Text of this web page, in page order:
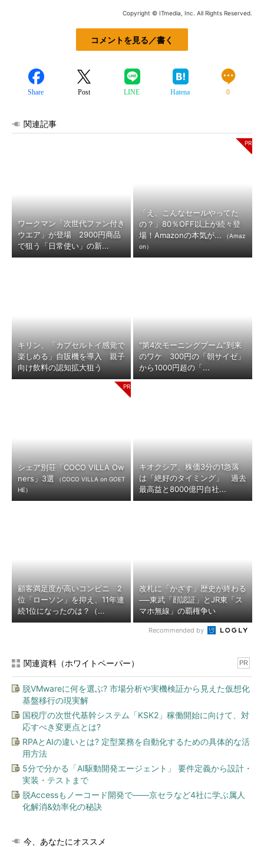
Copyright © ITmedia, Inc. All Rights Reserved.
コメントを見る／書く
Share Post LINE Hatena 0
関連記事
ワークマン「次世代ファン付き
ウエア」が登場 2900円商品
で狙う「日常使い」の新...
「え、こんなセールやってた
の？」80％OFF以上が続々登
場！Amazonの本気が...
（Amaz
on）
キリン、「カプセルトイ感覚で
楽しめる」自販機を導入 親子
向け飲料の認知拡大狙う
“第4次モーニングブーム”到来
のワケ 300円の「朝サイゼ」
から1000円超の「...
シェア別荘「COCO VILLA Ow
ners」3選
（COCO VILLA on GOET
HE）
キオクシア、株価3分の1急落
は「絶好のタイミング」 過去
最高益と8000億円自社...
顧客満足度が高いコンビニ 2
位「ローソン」を抑え、11年連
続1位になったのは？（...
改札に「かざす」歴史が終わる
──東武「顔認証」とJR東「ス
マホ無線」の覇権争い
Recommended by
関連資料（ホワイトペーパー） PR
脱VMwareに何を選ぶ? 市場分析や実機検証から見えた仮想化
基盤移行の現実解
国税庁の次世代基幹システム「KSK2」稼働開始に向けて、対
応すべき変更点とは?
RPAとAIの違いとは? 定型業務を自動化するための具体的な活
用方法
5分で分かる「AI駆動開発エージェント」 要件定義から設計・
実装・テストまで
脱Accessもノーコード開発で――京セラなど4社に学ぶ属人
化解消&効率化の秘訣
今、あなたにオススメ